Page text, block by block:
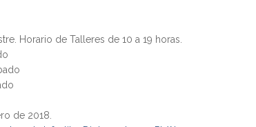
Horario de Talleres de 10 a 19 horas.
de 2018.